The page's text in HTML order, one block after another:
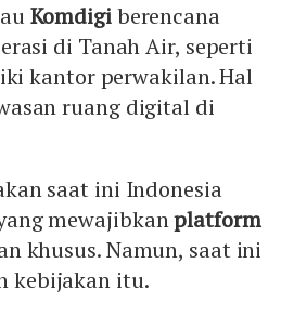
Komdigiberencana
di Tanah Air, seperti
kantor perwakilan. Hal
ruang digital di
saat ini Indonesia
mewajibkanplatform
khusus. Namun, saat ini
kebijakan itu.